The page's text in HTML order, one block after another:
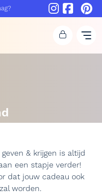
& krijgen is altijd
een stapje verder!
dat jouw cadeau ook
worden.